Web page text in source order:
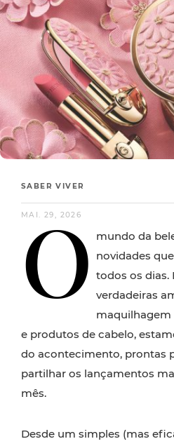
SABER VIVER
MAI. 29, 2026
O
mundo da
novidades
todos os dias.
verdadeiras
maquilhagem
e produtos de cabelo,
do acontecimento, prontas
partilhar os lançamentos
mês.
Desde um simples (mas